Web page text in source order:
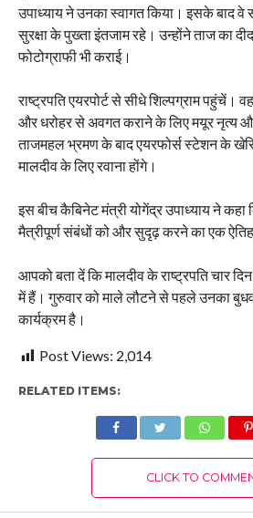
उपाध्याय ने उनका स्वागत किया। इसके बाद वे
सुरक्षा के पुख्ता इंतजाम रहे। उन्होंने ताज का
फोटोग्राफी भी कराई।
राष्ट्रपति एयरपोर्ट से सीधे शिल्पग्राम पहुंचें।
और धरोहर से अवगत कराने के लिए मयूर नृत्य और
ताजमहल भ्रमण के बाद एयरफोर्स स्टेशन के
मालदीव के लिए रवाना होंगे।
इस बीच कैबिनेट मंत्री योगेंद्र उपाध्याय ने
मैत्रीपूर्ण संबंधों को और सुदृढ़ करने का एक
आपको बता दें कि मालदीव के राष्ट्रपति चार दिन
में हैं। गुरुवार को माले लौटने से पहले उनका
कार्यक्रम है।
Post Views: 2,014
RELATED ITEMS:
CLICK TO